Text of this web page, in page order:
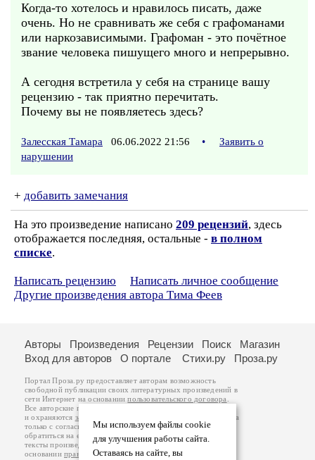
Когда-то хотелось и нравилось писать, даже
очень. Но не сравнивать же себя с графоманами
или наркозависимыми. Графоман - это почётное
звание человека пишущего много и непрерывно.
А сегодня встретила у себя на странице вашу
рецензию - так приятно перечитать.
Почему вы не появляетесь здесь?
Залесская Тамара 06.06.2022 21:56 •
Заявить о
нарушении
+ добавить замечания
На это произведение написано 209 рецензий, здесь
отображается последняя, остальные - в полном
списке.
Написать рецензию
Написать личное сообщение
Другие произведения автора Тима Феев
Мы используем файлы cookie
для улучшения работы сайта.
Оставаясь на сайте, вы
Авторы Произведения Рецензии Поиск
Магазин
Вход для авторов
О портале Стихи.ру Проза.ру
Портал Проза.ру предоставляет авторам возможность
свободной публикации своих литературных произведений в
сети Интернет на основаниипользовательского договора
Все авторские права на произведения принадлежат авторам
и охраняются законом
. Перепечатка произведений возможна
только с согласия его автора, к которому вы можете
обратиться на его авторской странице. Ответственность за
тексты произведений авторы несут самостоятельно на
основанииправил публикацииизаконодательства